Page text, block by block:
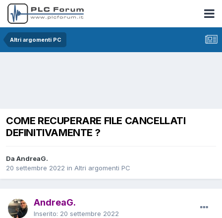
Altri argomenti PC
COME RECUPERARE FILE CANCELLATI
DEFINITIVAMENTE ?
Da AndreaG.
20 settembre 2022 in Altri argomenti PC
AndreaG.
Inserito: 20 settembre 2022